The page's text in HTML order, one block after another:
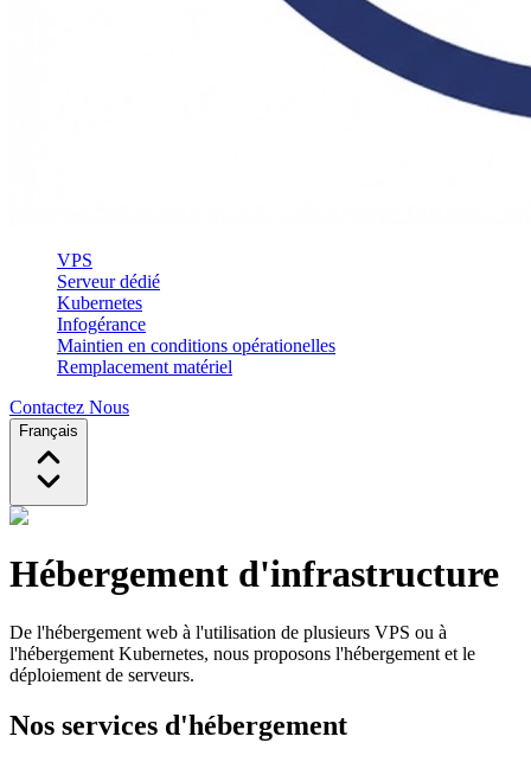
VPS
Serveur dédié
Kubernetes
Infogérance
Maintien en conditions opérationelles
Remplacement matériel
Contactez Nous
Français
Hébergement d'infrastructure
De l'hébergement web à l'utilisation de plusieurs VPS ou à
l'hébergement Kubernetes, nous proposons l'hébergement et le
déploiement de serveurs.
Nos services d'hébergement